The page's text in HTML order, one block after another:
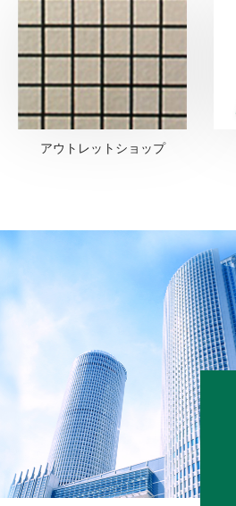
アウトレットショップ